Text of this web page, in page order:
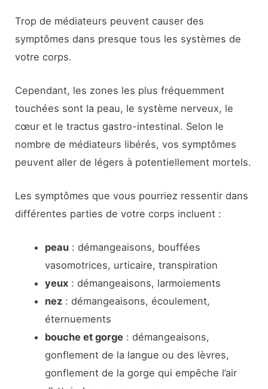
Trop de médiateurs peuvent causer des
symptômes dans presque tous les systèmes de
votre corps.
Cependant, les zones les plus fréquemment
touchées sont la peau, le système nerveux, le
cœur et le tractus gastro-intestinal. Selon le
nombre de médiateurs libérés, vos symptômes
peuvent aller de légers à potentiellement mortels.
Les symptômes que vous pourriez ressentir dans
différentes parties de votre corps incluent :
peau: démangeaisons, bouffées
vasomotrices, urticaire, transpiration
yeux: démangeaisons, larmoiements
nez: démangeaisons, écoulement,
éternuements
bouche et gorge: démangeaisons,
gonflement de la langue ou des lèvres,
gonflement de la gorge qui empêche l’air